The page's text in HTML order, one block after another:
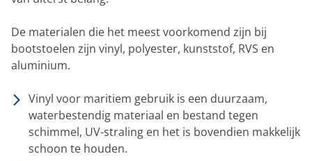
De materialen die het meest voorkomend zijn bij
bootstoelen zijn vinyl, polyester, kunststof, RVS en
aluminium.
Vinyl voor maritiem gebruik is een duurzaam,
waterbestendig materiaal en bestand tegen
schimmel, UV-straling en het is bovendien makkelijk
schoon te houden.